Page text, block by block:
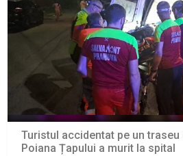
Turistul accidentat pe un
Poiana Țapului a murit la spital